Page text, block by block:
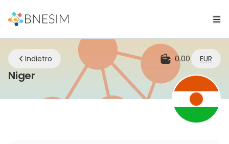
Indietro 0.00 EUR
Niger eSIM | Rimani connesso ovunque tu